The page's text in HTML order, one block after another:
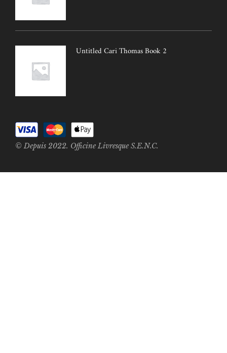
Untitled Cari Thomas Book 2
© Depuis 2022. Officine Livresque S.E.N.C.